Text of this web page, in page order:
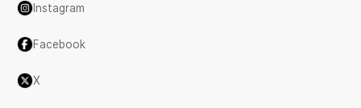
Instagram
Facebook
X